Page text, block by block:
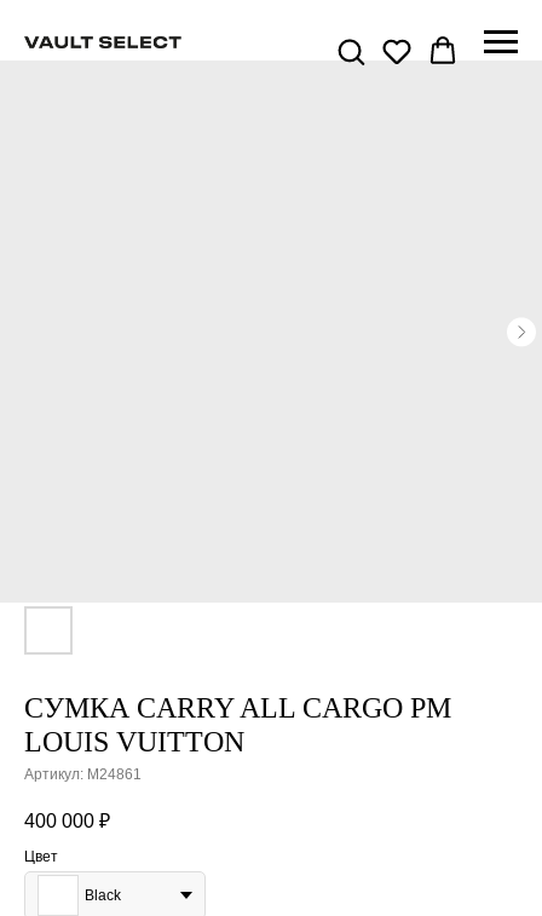
СУМКА CARRY ALL CARGO PM
LOUIS VUITTON
Артикул: M24861
400 000 ₽
Цвет
Black